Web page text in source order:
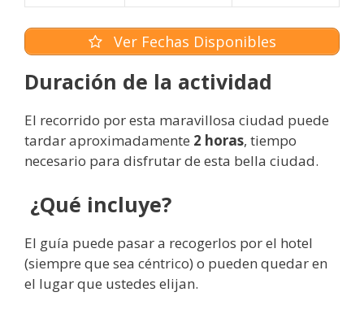
Ver Fechas Disponibles
Duración de la actividad
El recorrido por esta maravillosa ciudad puede
tardar aproximadamente 2 horas, tiempo
necesario para disfrutar de esta bella ciudad.
¿Qué incluye?
El guía puede pasar a recogerlos por el hotel
(siempre que sea céntrico) o pueden quedar en
el lugar que ustedes elijan.